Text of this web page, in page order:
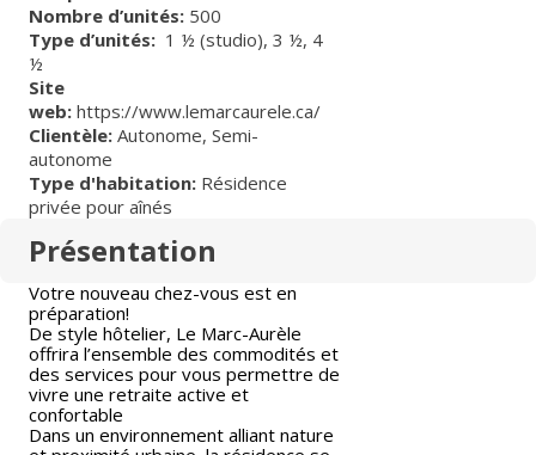
Nombre d’unités: 500
Type d’unités: 1 ½ (studio), 3 ½, 4
½
Site
web: https://www.lemarcaurele.ca/
Clientèle: Autonome, Semi-
autonome
Type d'habitation: Résidence
privée pour aînés
Présentation
Votre nouveau chez-vous est en
préparation!
De style hôtelier, Le Marc-Aurèle
offrira l’ensemble des commodités et
des services pour vous permettre de
vivre une retraite active et
confortable
Dans un environnement alliant nature